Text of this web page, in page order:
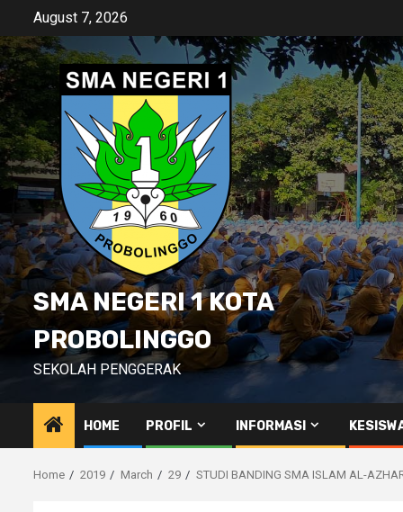
content
August 7, 2026
SMA NEGERI 1 KOTA
PROBOLINGGO
SEKOLAH PENGGERAK
HOME PROFIL INFORMASI
Home 2019 March 29 STUDI BANDING SMA ISLAM AL-